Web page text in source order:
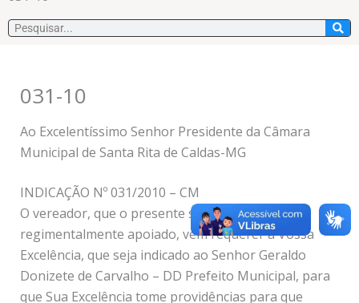
Pesquisar
031-10
Ao Excelentíssimo Senhor Presidente da Câmara
Municipal de Santa Rita de Caldas-MG
INDICAÇÃO Nº 031/2010 – CM
O vereador, que o presente subscreve,
regimentalmente apoiado, vem requerer à Vossa
Excelência, que seja indicado ao Senhor Geraldo
Donizete de Carvalho – DD Prefeito Municipal, para
que Sua Excelência tome providências para que